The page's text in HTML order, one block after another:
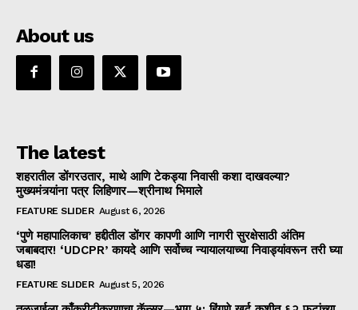
About us
The latest
शहरातील डोंगरउतार, माथे आणि टेकड्या निवासी कशा दाखवल्या?
मुख्यमंत्र्यांना पत्र लिहिणार—श्रीनाथ भिमाले
FEATURE SLIDER August 6, 2026
‘पुणे महापालिकाच’ हद्दीतील डोंगर कापणी आणि नागरी सुरक्षेसाठी अंतिम
जबाबदार! ‘UDCPR’ कायदे आणि सर्वोच्च न्यायालयाच्या निवाड्यांवरून तरी घ्या
धडा!
FEATURE SLIDER August 5, 2026